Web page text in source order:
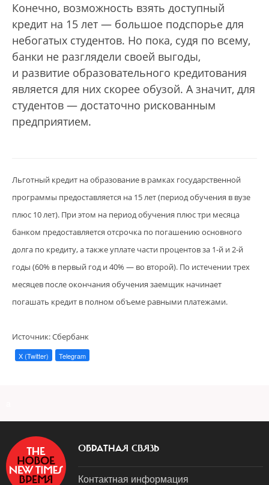
Конечно, возможность взять доступный
кредит на 15 лет — большое подспорье для
небогатых студентов. Но пока, судя по всему,
банки не разглядели своей выгоды,
и развитие образовательного кредитования
является для них скорее обузой. А значит, для
студентов — достаточно рискованным
предприятием.
Льготный кредит на образование в рамках государственной
программы предоставляется на 15 лет (период обучения в вузе
плюс 10 лет). При этом на период обучения плюс три месяца
банком предоставляется отсрочка по погашению основного
долга по кредиту, а также уплате части процентов за 1-й и 2-й
годы (60% в первый год и 40% — во второй). По истечении трех
месяцев после окончания обучения заемщик начинает
погашать кредит в полном объеме равными платежами.
Источник: Сбербанк
X (Twitter) Telegram
ОБРАТНАЯ СВЯЗЬ
Контактная информация